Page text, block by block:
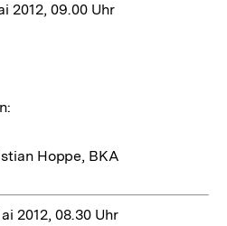
2012, 09.00 Uhr
Hoppe, BKA
2012, 08.30 Uhr